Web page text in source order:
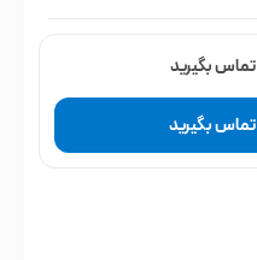
تماس بگیرید
تماس بگیرید